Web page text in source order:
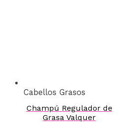
Cabellos Grasos
Champú Regulador de
Grasa Valquer